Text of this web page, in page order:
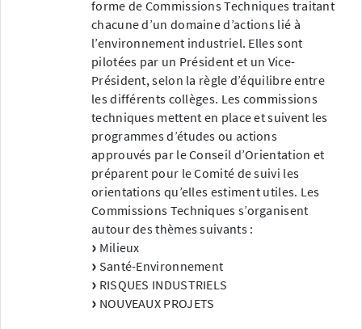
forme de Commissions Techniques traitant
chacune d’un domaine d’actions lié à
l’environnement industriel. Elles sont
pilotées par un Président et un Vice-
Président, selon la règle d’équilibre entre
les différents collèges. Les commissions
techniques mettent en place et suivent les
programmes d’études ou actions
approuvés par le Conseil d’Orientation et
préparent pour le Comité de suivi les
orientations qu’elles estiment utiles. Les
Commissions Techniques s’organisent
autour des thèmes suivants :
Milieux
Santé-Environnement
RISQUES INDUSTRIELS
NOUVEAUX PROJETS